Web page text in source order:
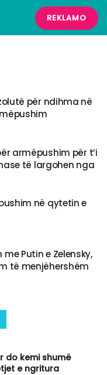
REKLAMO
për ndihma në
armëpushim për t’i
të largohen nga
në qytetin e
Putin e Zelensky,
të menjëhershëm
do kemi shumë
e ngritura